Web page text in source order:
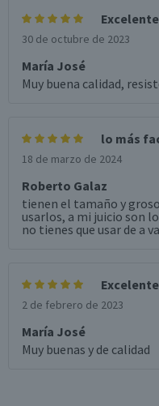
30 de octubre de 2023
María José
Muy buena calidad,
lo más
18 de marzo de 2024
Roberto Galaz
tienen el tamaño y
usarlos, a mi juicio son
no tienes que usar de a
Excelente
2 de febrero de 2023
María José
Muy buenas y de calidad